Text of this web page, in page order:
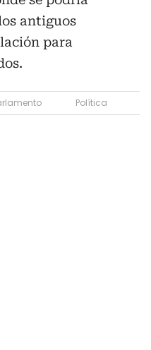
antiguos
para
Política